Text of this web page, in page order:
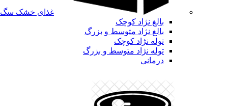
غذای خشک سگ
بالغ نژاد کوچک
بالغ نژاد متوسط و بزرگ
توله نژاد کوچک
توله نژاد متوسط و بزرگ
درمانی